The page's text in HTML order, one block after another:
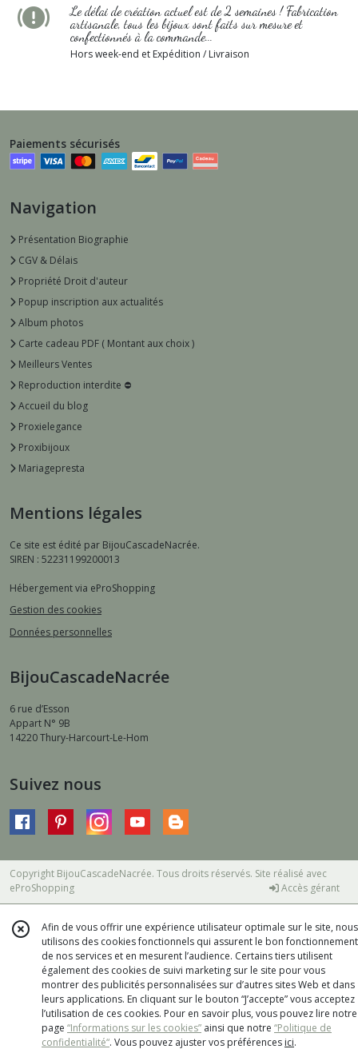
Le délai de création actuel est de 2 semaines ! Fabrication
artisanale, tous les bijoux sont faits sur mesure et
confectionnés à la commande...
Hors week-end et Expédition / Livraison
Paiements sécurisés
Navigation
Présentation Biographie
CGV & Délais
Propriété Droit d'auteur
Popup inscription aux actualités
Album photos
Carte cadeau PDF ( Montant aux choix )
Meilleurs Ventes
Reproduction interdite ⛔️
Accueil du blog
Proxielegance
Proxibijoux
Mariagepresta
Mentions légales
Ce site est édité par BijouCascadeNacrée.
SIREN : 52231199200013
Hébergement via eProShopping
Gestion des cookies
Données personnelles
BijouCascadeNacrée
6 rue d’Esson
Appart N° 9B
14220Thury-Harcourt-Le-Hom
Suivez nous
Copyright BijouCascadeNacrée. Tous droits réservés. Site réalisé avec
eProShopping
Accès gérant
Afin de vous offrir une expérience utilisateur optimale sur le site, nous
utilisons des cookies fonctionnels qui assurent le bon fonctionnement
de nos services et en mesurent l’audience. Certains tiers utilisent
également des cookies de suivi marketing sur le site pour vous
montrer des publicités personnalisées sur d’autres sites Web et dans
leurs applications. En cliquant sur le bouton “J’accepte” vous acceptez
l’utilisation de ces cookies. Pour en savoir plus, vous pouvez lire notre
page “Informations sur les cookies” ainsi que notre “Politique de
confidentialité“. Vous pouvez ajuster vos préférences ici.